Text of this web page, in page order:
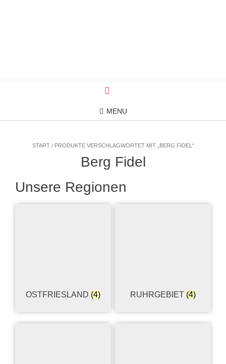
MENU
START / PRODUKTE VERSCHLAGWORTET MIT „BERG FIDEL“
Berg Fidel
Unsere Regionen
OSTFRIESLAND (4) RUHRGEBIET (4)